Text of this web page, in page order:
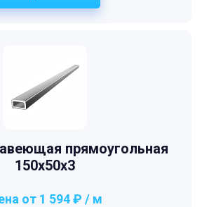
прямоугольная
150х50х3
от 1 594 ₽ / м